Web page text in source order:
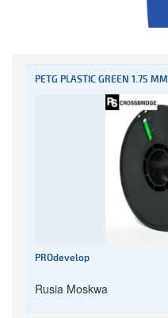
PETG PLASTIC GREEN 1.75 MM
PROdevelop
Rusia Moskwa